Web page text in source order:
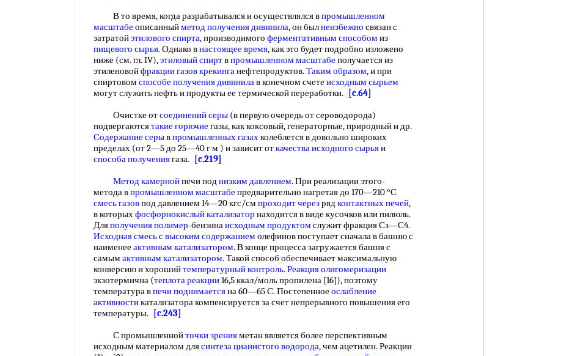
В то время, когда разрабатывался и осуществлялся впромышленном
масштабе описанныйметод получения дивинила, он былнеизбежно связан с
затратойэтилового спирта, производимого ферментативным способом из
пищевого сырья. Однако внастоящее время, как это будет подробно изложено
ниже (см. гл. IV),этиловый спиртвпромышленном масштабе получается из
этиленовойфракции газов крекинганефтепродуктов.Таким образом, и при
спиртовом способе получения дивинилав конечном счете исходным сырьем
могут служить нефть и продукты ее термической переработки.
[c.64]
Очистке отсоединений серы (в первую очередь от сероводорода)
подвергаютсятакие горючие газы, как коксовый, генераторные, природный и др.
Содержание серывпромышленных газахколеблется в довольно широких
пределах (от 2—5 до 25—40 г м ) и зависит откачества исходного сырьяи
способа получениягаза.
[c.219]
Метод камернойпечи поднизким давлением. При реализации этого-
метода впромышленном масштабе предварительно нагретая до 170—210 °С
смесь газовпод давлением 14—20 кгс/см проходит черезрядконтактных печей,
в которыхфосфорнокислый катализатор находится в виде кусочков или пилюль.
Дляполучения полимер-бензинаисходным продуктом служит фракция Сз—С4.
Исходная смесьсвысоким содержанием олефинов поступает сначала в башню с
наименее активным катализатором. В конце процесса загружается башня с
самым активным катализатором. Такой способ обеспечивает максимальную
конверсию и хорошийтемпературный контроль.Реакция олигомеризации
экзотермична (теплота реакции16,5 ккал/моль пропилена [16]), поэтому
температура впечи поднимаетсяна 60—65 С. Постепенное ослабление
активностикатализатора компенсируется за счет непрерывного повышения его
температуры.
[c.243]
С промышленнойточки зренияметан является более перспективным
исходным материалом длясинтеза цианистого водорода, чем ацетилен. Реакции